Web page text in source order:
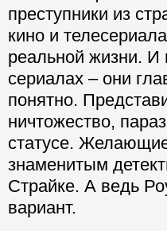
преступники из
кино и
реальной жизни.
сериалах – они
понятно.
ничтожество,
статусе.
знаменитым
Страйке. А ведь
вариант.